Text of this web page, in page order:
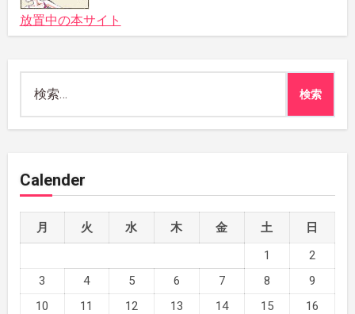
放置中の本サイト
Calender
月 火 水 木 金 土
日
1
2
3
4 5 6 7 8
9
10
11 12 13 14 15
16